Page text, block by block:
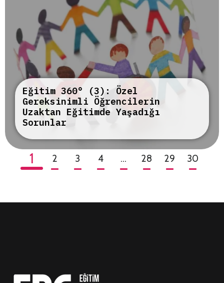
Eğitim 360° (3): Özel
Gereksinimli Öğrencilerin
Uzaktan Eğitimde Yaşadığı
Sorunlar
1 2 3 4 … 28 29 30